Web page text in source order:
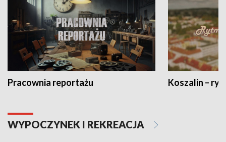
Pracownia reportażu Koszalin –
WYPOCZYNEK I REKREACJA